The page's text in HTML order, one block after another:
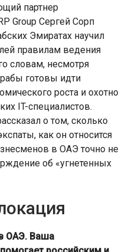
партнер
Group Сергей Сорп
Эмиратах научил
правилам ведения
словам, несмотря
готовы идти
роста и охотно
IT-специалистов.
о том, сколько
как он относится
в ОАЭ точно не
об «угнетенных
ОАЭ. Ваша